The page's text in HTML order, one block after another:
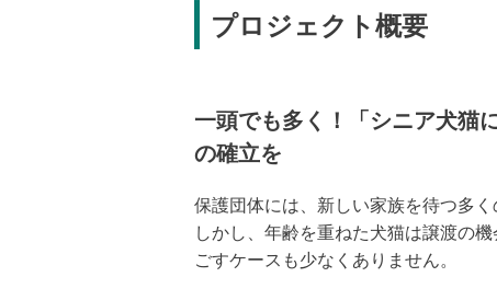
プロジェクト概要
一頭でも多く！「シニア犬猫
の確立を
保護団体には、新しい家族を待つ多く
しかし、年齢を重ねた犬猫は譲渡の
ごすケースも少なくありません。